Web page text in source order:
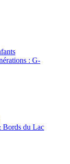
: G-
Bords du Lac